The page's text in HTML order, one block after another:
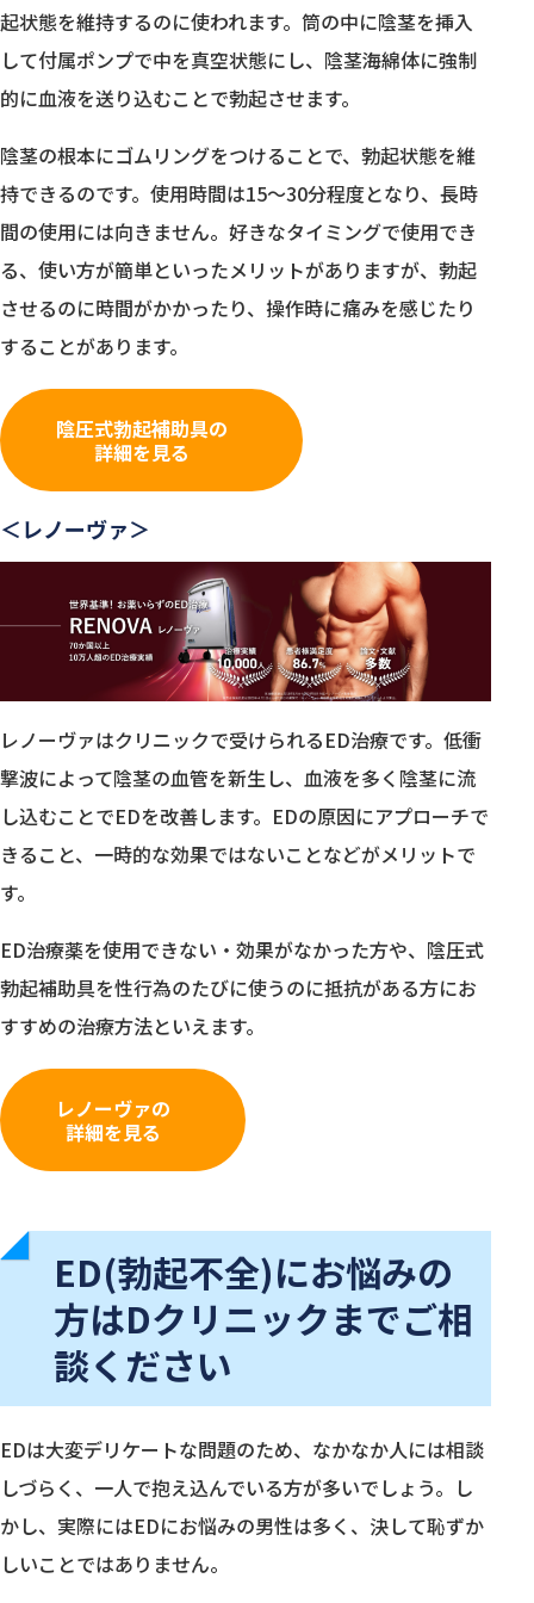
起状態を維持するのに使われます。筒の中に陰茎を挿入
して付属ポンプで中を真空状態にし、陰茎海綿体に強制
的に血液を送り込むことで勃起させます。
陰茎の根本にゴムリングをつけることで、勃起状態を維
持できるのです。使用時間は15〜30分程度となり、長時
間の使用には向きません。好きなタイミングで使用でき
る、使い方が簡単といったメリットがありますが、勃起
させるのに時間がかかったり、操作時に痛みを感じたり
することがあります。
陰圧式勃起補助具の
詳細を見る
＜レノーヴァ＞
レノーヴァはクリニックで受けられるED治療です。低衝
撃波によって陰茎の血管を新生し、血液を多く陰茎に流
し込むことでEDを改善します。EDの原因にアプローチで
きること、一時的な効果ではないことなどがメリットで
す。
ED治療薬を使用できない・効果がなかった方や、陰圧式
勃起補助具を性行為のたびに使うのに抵抗がある方にお
すすめの治療方法といえます。
レノーヴァの
詳細を見る
ED(勃起不全)にお悩みの
方はDクリニックまでご相
談ください
EDは大変デリケートな問題のため、なかなか人には相談
しづらく、一人で抱え込んでいる方が多いでしょう。し
かし、実際にはEDにお悩みの男性は多く、決して恥ずか
しいことではありません。